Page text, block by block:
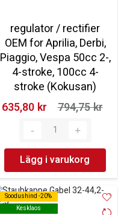
regulator / rectifier
OEM for Aprilia, Derbi,
Piaggio, Vespa 50cc 2-,
4-stroke, 100cc 4-
stroke (Kokusan)
635,80 kr‎
794,75 kr‎
Lägg i varukorg
Soodushind -20%
Kesklaos
Soodushind -20%
Kesklaos